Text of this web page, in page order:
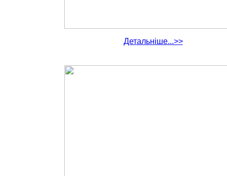
Детальніше...>>